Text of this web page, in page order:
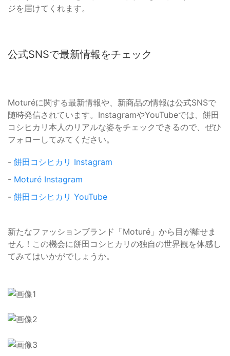
ジを届けてくれます。
公式SNSで最新情報をチェック
Moturéに関する最新情報や、新商品の情報は公式SNSで
随時発信されています。InstagramやYouTubeでは、餅田
コシヒカリ本人のリアルな姿をチェックできるので、ぜひ
フォローしてみてください。
- 餅田コシヒカリ Instagram
- Moturé Instagram
- 餅田コシヒカリ YouTube
新たなファッションブランド「Moturé」から目が離せま
せん！この機会に餅田コシヒカリの独自の世界観を体感し
てみてはいかがでしょうか。